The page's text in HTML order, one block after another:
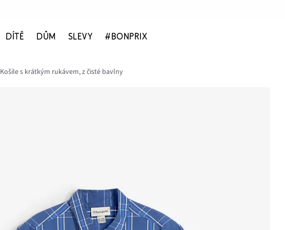
DÍTĚ DŮM SLEVY #BONPRIX
Košile s krátkým rukávem, z čisté bavlny